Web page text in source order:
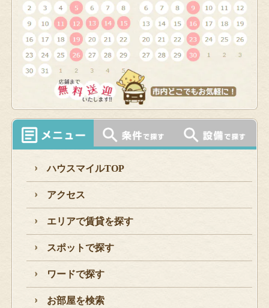
ハウスマイルTOP
アクセス
エリアで賃貸を探す
スポットで探す
ワードで探す
お部屋を検索